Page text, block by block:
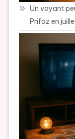
Un voyant
Prifaz en